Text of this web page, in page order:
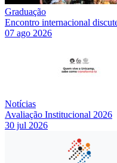
Graduação
Encontro internacional
07 ago 2026
Notícias
Avaliação Institucional 2026
30 jul 2026